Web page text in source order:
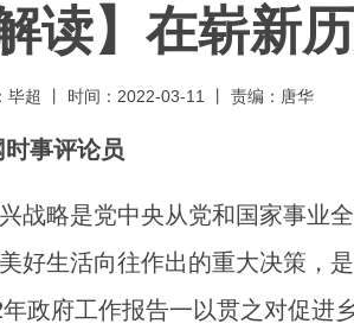
解读】在崭新
毕超 丨 时间：2022-03-11 丨 责编：唐华
事评论员
战略是党中央从党和国家事业
好生活向往作出的重大决策，
政府工作报告一以贯之对促进